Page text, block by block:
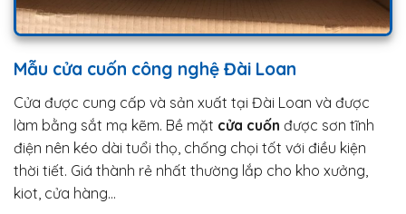
Mẫu cửa cuốn công nghệ Đài Loan
Cửa được cung cấp và sản xuất tại Đài Loan và được
làm bằng sắt mạ kẽm. Bề mặt cửa cuốn được sơn tĩnh
điện nên kéo dài tuổi thọ, chống chọi tốt với điều kiện
thời tiết. Giá thành rẻ nhất thường lắp cho kho xưởng,
kiot, cửa hàng…